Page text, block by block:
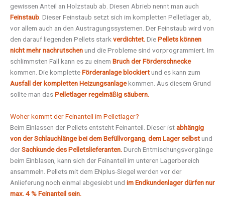
gewissen Anteil an Holzstaub ab. Diesen Abrieb nennt man auch
Feinstaub. Dieser Feinstaub setzt sich im kompletten Pelletlager ab,
vor allem auch an den Austragungssystemen. Der Feinstaub wird von
den darauf liegenden Pellets starkverdichtet.DiePellets können
nicht mehr nachrutschenund die Probleme sind vorprogrammiert. Im
schlimmsten Fall kann es zu einem Bruch der Förderschnecke
kommen. Die kompletteFörderanlage blockiertund es kann zum
Ausfall der kompletten Heizungsanlagekommen. Aus diesem Grund
sollte man dasPelletlager regelmäßig säubern.
Woher kommt der Feinanteil im Pelletlager?
Beim Einlassen der Pellets entsteht Feinanteil. Dieser istabhängig
von der Schlauchlänge bei dem Befüllvorgang dem Lager selbstund
derSachkunde des Pelletslieferanten.Durch Entmischungsvorgänge
beim Einblasen, kann sich der Feinanteil im unteren Lagerbereich
ansammeln. Pellets mit dem ENplus-Siegel werden vor der
Anlieferung noch einmal abgesiebt und im Endkundenlager dürfen nur
max. 4 % Feinanteil sein.